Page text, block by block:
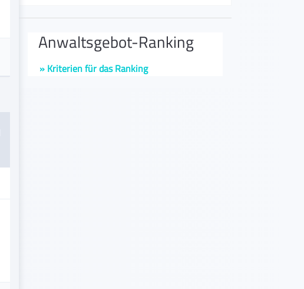
Anwaltsgebot-Ranking
» Kriterien für das Ranking